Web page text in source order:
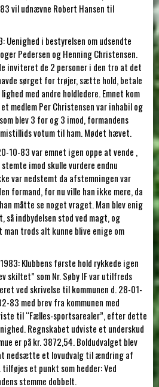
vil udnævne Robert Hansen til
Uenighed i bestyrelsen om udsendte
Pedersen og Henning Christensen.
inviteret de 2 personer i den tro at det
sørget for trøjer, sætte hold, betale
med andre holdledere. Emnet kom
medlem Per Christensen var inhabil og
blev 3 for og 3 imod, formandens
votum til ham. Mødet hævet.
10-83 var emnet igen oppe at vende ,
imod skulle vurdere endnu
var nedstemt da afstemningen var
formand, for nu ville han ikke mere, da
måtte se noget vraget. Man blev enig
så indbydelsen stod ved magt, og
trods alt kunne blive enige om
Klubbens første hold rykkede igen
skiltet” som Nr. Søby IF var utilfreds
ved skrivelse til kommunen d. 28-01-
83 med brev fra kommunen med
til “Fælles-sportsarealer”, efter dette
Regnskabet udviste et underskud
er på kr. 3872,54. Boldudvalget blev
nedsætte et lovudvalg til ændring af
et punkt som hedder: Ved
stemme dobbelt.